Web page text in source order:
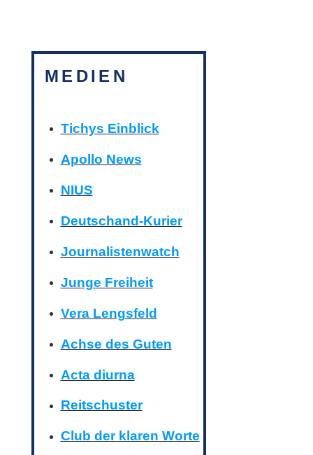
MEDIEN
Tichys Einblick
Apollo News
NIUS
Deutschand-Kurier
Journalistenwatch
Junge Freiheit
Vera Lengsfeld
Achse des Guten
Acta diurna
Reitschuster
Club der klaren Worte